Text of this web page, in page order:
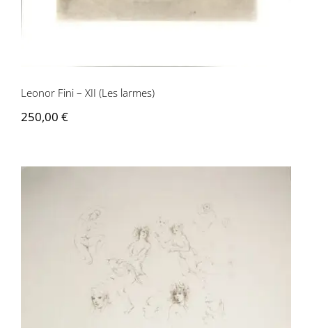
Leonor Fini – XII (Les larmes)
250,00 €
Leonor Fini – Esquisse